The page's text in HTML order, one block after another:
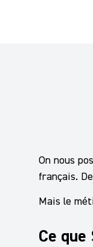
On nous
français.
Mais le
Ce